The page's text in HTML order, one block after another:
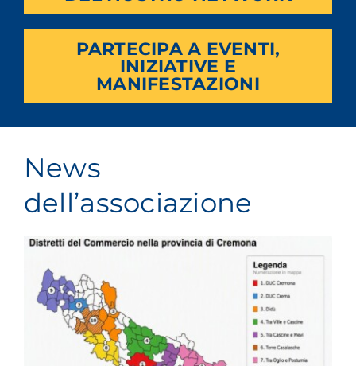
PARTECIPA A EVENTI,
INIZIATIVE E
MANIFESTAZIONI
News
dell’associazione